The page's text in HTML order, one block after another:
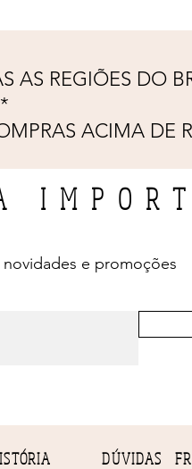
AS REGIÕES DO
*
ACIMA DE
e promoções
DÚVIDAS